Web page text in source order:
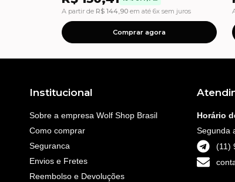
A partir de R$ 144,90 em até 6x sem juros
Comprar agora
Institucional
Sobre a empresa Wolf Shop Brasil
Como comprar
Seguranca
Envios e Fretes
Reembolso e Devoluções
Horário
Segunda
(11)